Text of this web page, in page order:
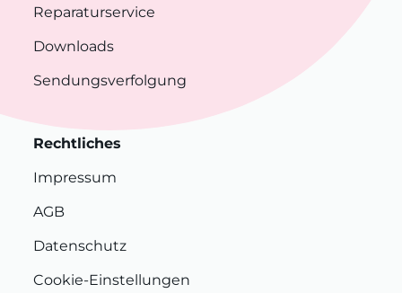
Reparaturservice
Downloads
Sendungsverfolgung
Rechtliches
Impressum
AGB
Datenschutz
Cookie-Einstellungen